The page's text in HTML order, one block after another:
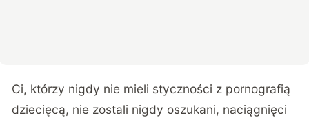
Ci, którzy nigdy nie mieli styczności z pornografią
dziecięcą, nie zostali nigdy oszukani, naciągnięci